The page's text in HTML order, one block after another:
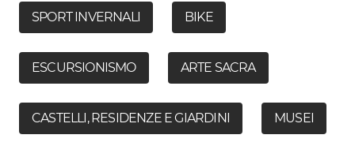
SPORT INVERNALI BIKE
ESCURSIONISMO ARTE SACRA
CASTELLI, RESIDENZE E GIARDINI MUSEI